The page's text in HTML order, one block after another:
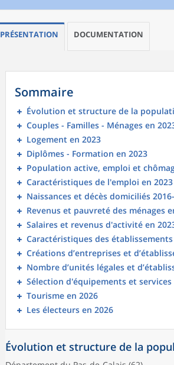
PRÉSENTATION DOCUMENTATION
Sommaire
Évolution et structure de la
Couples - Familles - Ménages en
Logement en 2023
Diplômes - Formation en 2023
Population active, emploi et
Caractéristiques de l'emploi en 2023
Naissances et décès domiciliés
Revenus et pauvreté des ménages
Salaires et revenus d'activité en
Caractéristiques des
Créations d’entreprises et
Nombre d’unités légales et
Sélection d'équipements et
Tourisme en 2026
Les électeurs en 2026
Évolution et structure de la